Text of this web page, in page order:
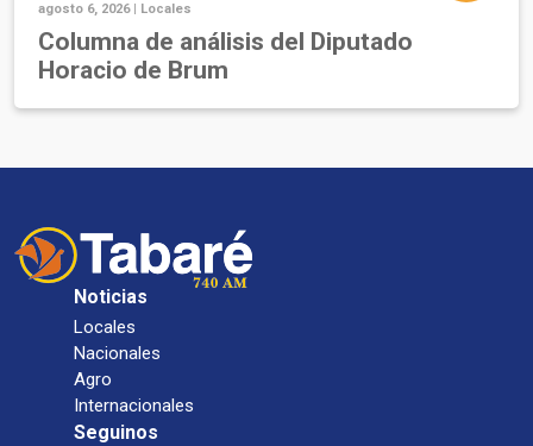
agosto 6, 2026 | Locales
Columna de análisis del Diputado
Horacio de Brum
Noticias
Locales
Nacionales
Agro
Internacionales
Seguinos